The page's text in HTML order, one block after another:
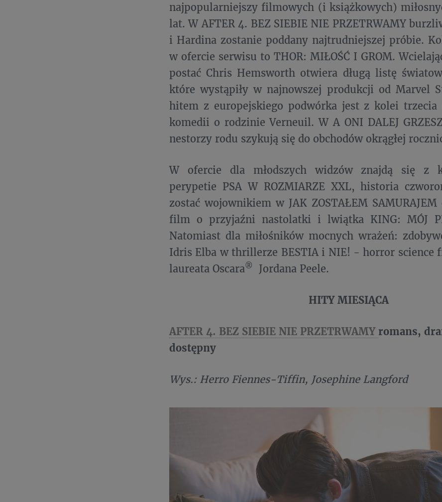
najpopularniejszy filmowych (i książkowych)
lat. W AFTER 4. BEZ SIEBIE NIE PRZETRWAMY
i Hardina zostanie poddany najtrudniejszej próbie.
w ofercie serwisu to THOR: MIŁOŚĆ I GROM.
postać Chris Hemsworth otwiera długą listę
które wystąpiły w najnowszej produkcji od Marvel
hitem z europejskiego podwórka jest z kolei trzecia
komedii o rodzinie Verneuil. W A ONI DALEJ
nestorzy rodu szykują się do obchodów okrągłej
W ofercie dla młodszych widzów znajdą się z
perypetie PSA W ROZMIARZE XXL, historia
zostać wojownikiem w JAK ZOSTAŁEM
film o przyjaźni nastolatki i lwiątka KING: MÓJ
Natomiast dla miłośników mocnych wrażeń:
Idris Elba w thrillerze BESTIA i NIE! - horror science
laureata Oscara® Jordana Peele.
HITY MIESIĄCA
AFTER 4. BEZ SIEBIE NIE PRZETRWAMY romans,
dostępny
Wys.: Herro Fiennes-Tiffin, Josephine Langford